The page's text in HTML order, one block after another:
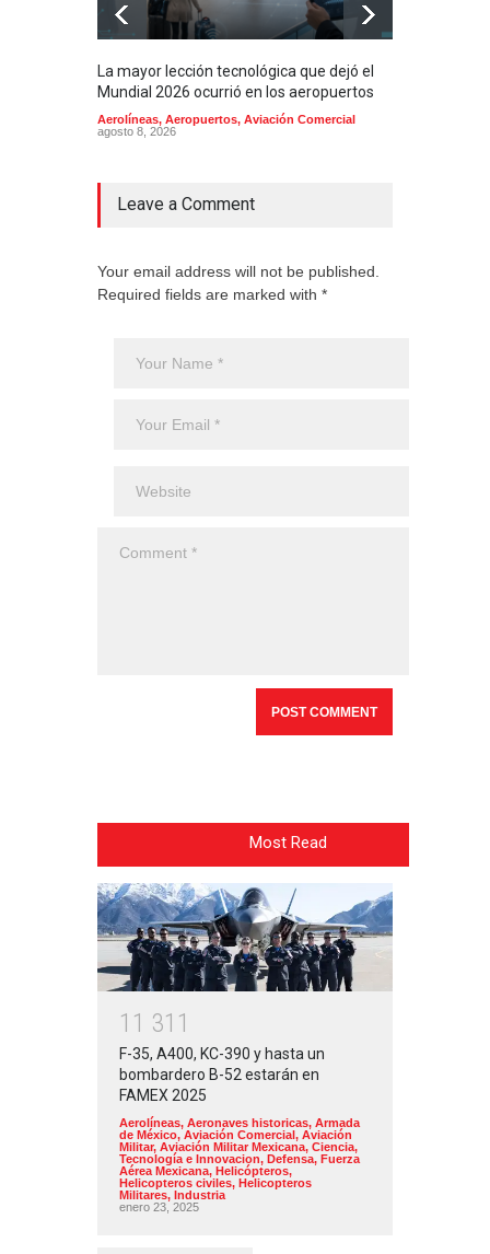
La mayor lección tecnológica que dejó el
Mundial 2026 ocurrió en los aeropuertos
Aerolíneas, Aeropuertos, Aviación Comercial
agosto 8, 2026
Leave a Comment
Your email address will not be published.
Required fields are marked with *
Most Read
1 1 31 1
F-35, A400, KC-390 y hasta un
bombardero B-52 estarán en
FAMEX 2025
Aerolíneas, Aeronaves historicas, Armada
de México, Aviación Comercial, Aviación
Militar, Aviación Militar Mexicana, Ciencia,
Tecnología e Innovacion, Defensa, Fuerza
Aérea Mexicana, Helicópteros,
Helicopteros civiles, Helicopteros
Militares, Industria
enero 23, 2025